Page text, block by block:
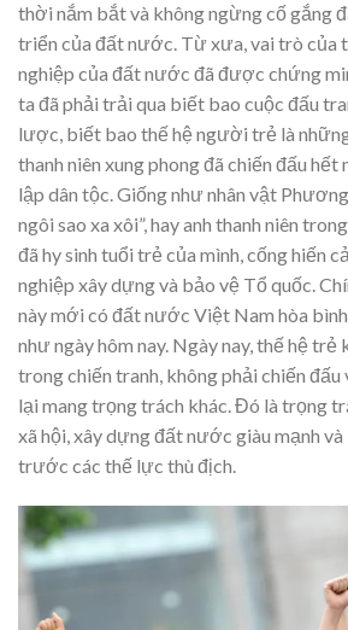
thời nắm bắt và không ngừng cố gắng
triển của đất nước. Từ xưa, vai trò của
nghiệp của đất nước đã được chứng
ta đã phải trải qua biết bao cuộc đấu
lược, biết bao thế hệ người trẻ là
thanh niên xung phong đã chiến đấu hết
lập dân tộc. Giống như nhân vật
ngôi sao xa xôi”, hay anh thanh niên trong
đã hy sinh tuổi trẻ của mình, cống hiến
nghiệp xây dựng và bảo vệ Tổ quốc.
này mới có đất nước Việt Nam hòa
như ngày hôm nay. Ngày nay, thế hệ trẻ
trong chiến tranh, không phải chiến
lại mang trọng trách khác. Đó là trọng
xã hội, xây dựng đất nước giàu mạnh
trước các thế lực thù địch.